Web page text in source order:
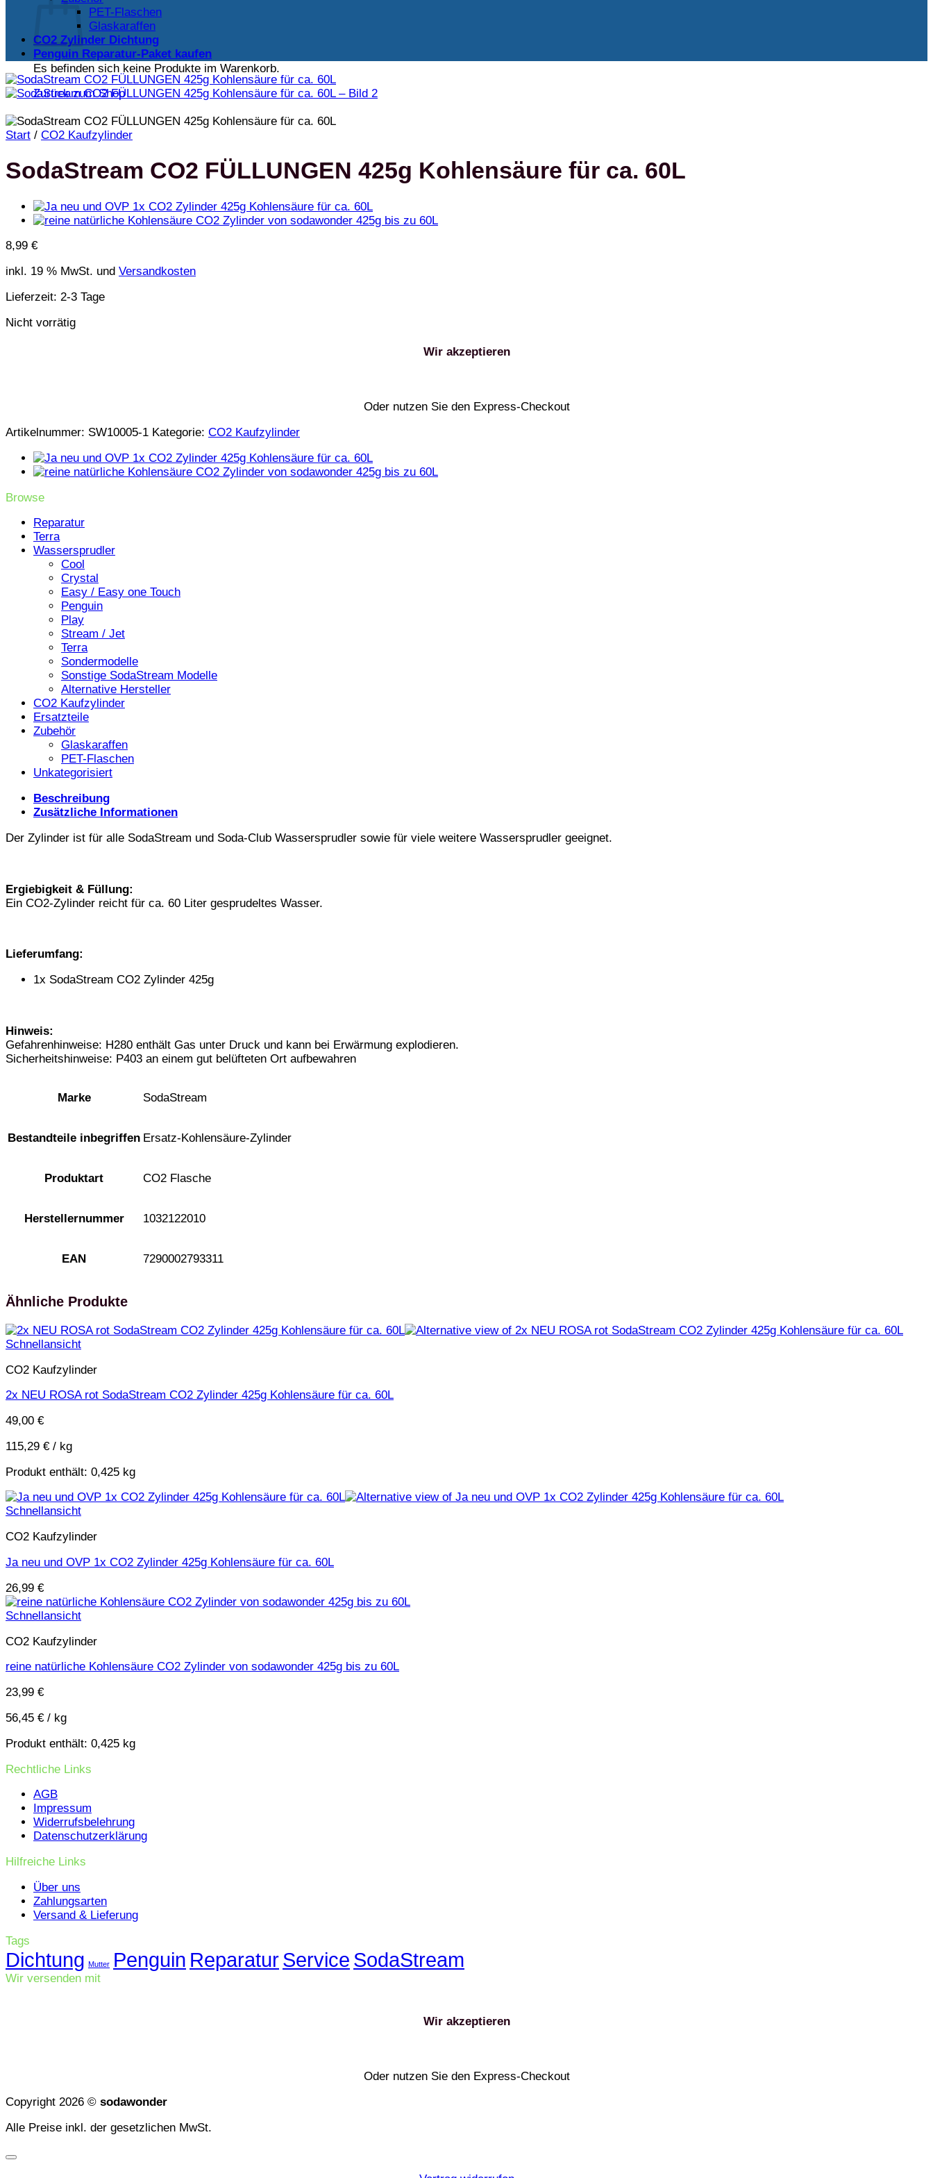
Es befinden sich keine Produkte im Warenkorb.
Zurück zum Shop
PET-Flaschen
Glaskaraffen
CO2 Zylinder Dichtung
Penguin Reparatur-Paket kaufen
Start / CO2 Kaufzylinder
SodaStream CO2 FÜLLUNGEN 425g Kohlensäure für ca. 60L
8,99 €
inkl. 19 % MwSt. und Versandkosten
Lieferzeit: 2-3 Tage
Nicht vorrätig
Wir akzeptieren
Oder nutzen Sie den Express-Checkout
Artikelnummer: SW10005-1 Kategorie: CO2 Kaufzylinder
Browse
Reparatur
Terra
Wassersprudler
Cool
Crystal
Easy / Easy one Touch
Penguin
Play
Stream / Jet
Terra
Sondermodelle
Sonstige SodaStream Modelle
Alternative Hersteller
CO2 Kaufzylinder
Ersatzteile
Zubehör
Glaskaraffen
PET-Flaschen
Unkategorisiert
Beschreibung
Zusätzliche Informationen
Der Zylinder ist für alle SodaStream und Soda-Club Wassersprudler sowie für viele weitere Wassersprudler geeignet.
Ergiebigkeit & Füllung:
Ein CO2-Zylinder reicht für ca. 60 Liter gesprudeltes Wasser.
Lieferumfang:
1x SodaStream CO2 Zylinder 425g
Hinweis:
Gefahrenhinweise: H280 enthält Gas unter Druck und kann bei Erwärmung explodieren.
Sicherheitshinweise: P403 an einem gut belüfteten Ort aufbewahren
Marke SodaStream
Bestandteile inbegriffen Ersatz-Kohlensäure-Zylinder
Produktart CO2 Flasche
Herstellernummer 1032122010
EAN 7290002793311
Ähnliche Produkte
Schnellansicht
CO2 Kaufzylinder
2x NEU ROSA rot SodaStream CO2 Zylinder 425g Kohlensäure für ca. 60L
49,00 €
115,29 € / kg
Produkt enthält: 0,425 kg
Schnellansicht
CO2 Kaufzylinder
Ja neu und OVP 1x CO2 Zylinder 425g Kohlensäure für ca. 60L
26,99 €
Schnellansicht
CO2 Kaufzylinder
reine natürliche Kohlensäure CO2 Zylinder von sodawonder 425g bis zu 60L
23,99 €
56,45 € / kg
Produkt enthält: 0,425 kg
Rechtliche Links
AGB
Impressum
Widerrufsbelehrung
Datenschutzerklärung
Hilfreiche Links
Über uns
Zahlungsarten
Versand & Lieferung
Tags
Dichtung Mutter Penguin ReparaturService SodaStream
Wir versenden mit
Wir akzeptieren
Oder nutzen Sie den Express-Checkout
Copyright 2026 © sodawonder
Alle Preise inkl. der gesetzlichen MwSt.